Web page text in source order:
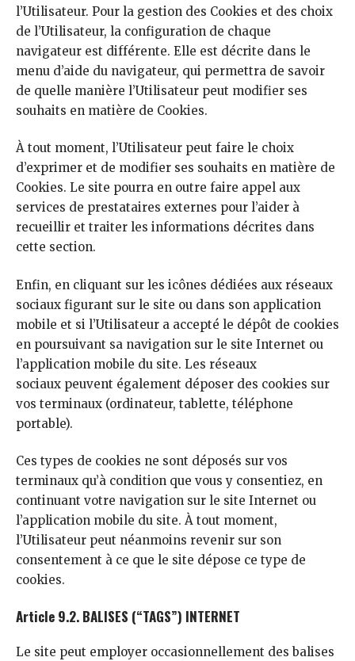
l’Utilisateur. Pour la gestion des Cookies et des choix
de l’Utilisateur, la configuration de chaque
navigateur est différente. Elle est décrite dans le
menu d’aide du navigateur, qui permettra de savoir
de quelle manière l’Utilisateur peut modifier ses
souhaits en matière de Cookies.
À tout moment, l’Utilisateur peut faire le choix
d’exprimer et de modifier ses souhaits en matière de
Cookies. Le site pourra en outre faire appel aux
services de prestataires externes pour l’aider à
recueillir et traiter les informations décrites dans
cette section.
Enfin, en cliquant sur les icônes dédiées aux réseaux
sociaux figurant sur le site ou dans son application
mobile et si l’Utilisateur a accepté le dépôt de cookies
en poursuivant sa navigation sur le site Internet ou
l’application mobile du site. Les réseaux
sociaux peuvent également déposer des cookies sur
vos terminaux (ordinateur, tablette, téléphone
portable).
Ces types de cookies ne sont déposés sur vos
terminaux qu’à condition que vous y consentiez, en
continuant votre navigation sur le site Internet ou
l’application mobile du site. À tout moment,
l’Utilisateur peut néanmoins revenir sur son
consentement à ce que le site dépose ce type de
cookies.
Article 9.2. BALISES (“TAGS”) INTERNET
Le site peut employer occasionnellement des balises